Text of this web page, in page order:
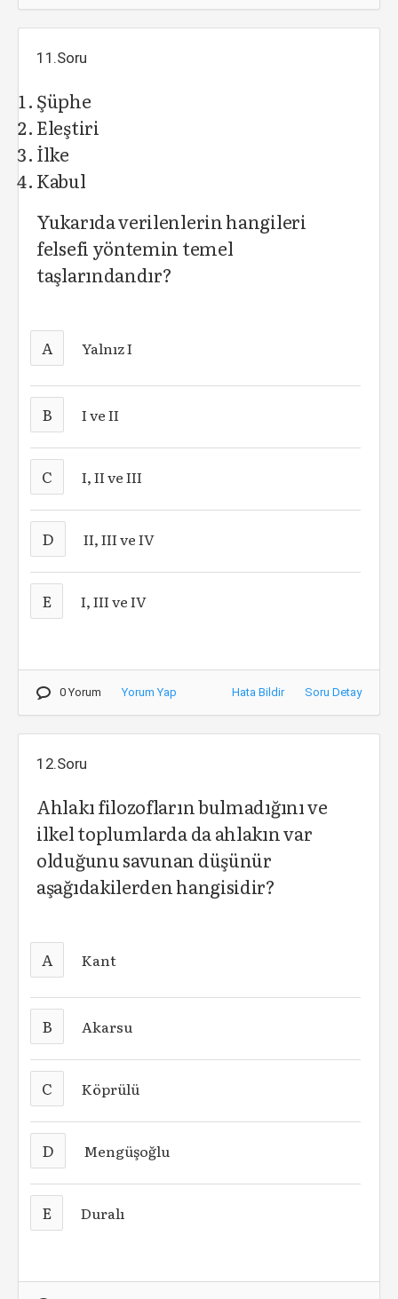
11.Soru
Şüphe
Eleştiri
İlke
Kabul
Yukarıda verilenlerin hangileri
felsefi yöntemin temel
taşlarındandır?
A Yalnız I
B I ve II
C I, II ve III
D II, III ve IV
E I, III ve IV
0 Yorum Yorum Yap Hata Bildir Soru Detay
12.Soru
Ahlakı filozofların bulmadığını ve
ilkel toplumlarda da ahlakın var
olduğunu savunan düşünür
aşağıdakilerden hangisidir?
A Kant
B Akarsu
C Köprülü
D Mengüşoğlu
E Duralı